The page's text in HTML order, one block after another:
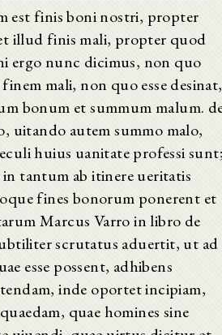
est finis boni nostri, propter
illud finis mali, propter quod
ergo nunc dicimus, non quo
mali, non quo esse desinat,
bonum et summum malum.
uitando autem summo malo,
huius uanitate professi
in tantum ab itinere ueritatis
fines bonorum ponerent et
Marcus Varro in libro de
scrutatus aduertit, ut ad
esse possent, adhibens
inde oportet incipiam,
quae homines sine